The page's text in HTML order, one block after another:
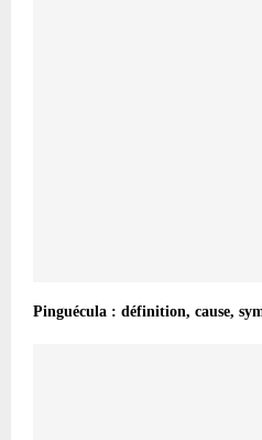
Pinguécula : définition, cause,